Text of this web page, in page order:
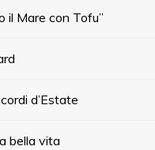
il Mare con Tofu”
d’Estate
bella vita